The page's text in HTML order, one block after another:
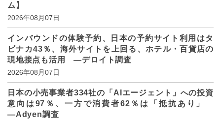
ム】
2026年08月07日
インバウンドの体験予約、日本の予約サイト利用はタ
ビナカ43％、海外サイトを上回る、ホテル・百貨店の
現地接点も活用 ―デロイト調査
2026年08月07日
日本の小売事業者334社の「AIエージェント」への投資
意向は97％、一方で消費者62％は「抵抗あり」
―Adyen調査